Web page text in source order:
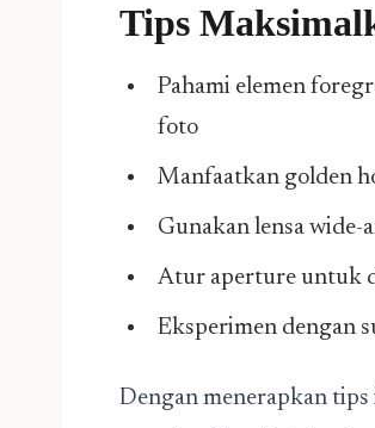
Tips
Pahami elemen
foto
Manfaatkan golden
Gunakan lensa wide-
Atur aperture untuk
Eksperimen dengan
Dengan menerapkan